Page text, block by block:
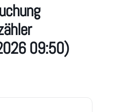
09:50)